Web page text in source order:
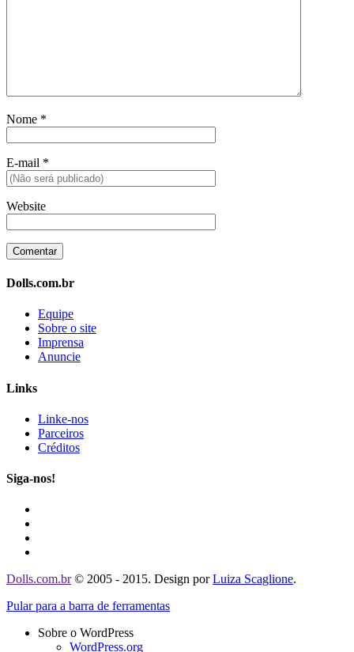
Nome *
E-mail *
Website
Dolls.com.br
Equipe
Sobre o site
Imprensa
Anuncie
Links
Linke-nos
Parceiros
Créditos
Siga-nos!
Dolls.com.br© 2005 - 2015. Design porLuiza Scaglione.
Pular para a barra de ferramentas
Sobre o WordPress
WordPress.org